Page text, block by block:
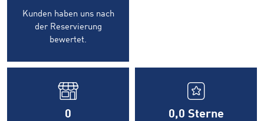
Kunden haben uns nach
der Reservierung
bewertet.
0 0,0 Sterne